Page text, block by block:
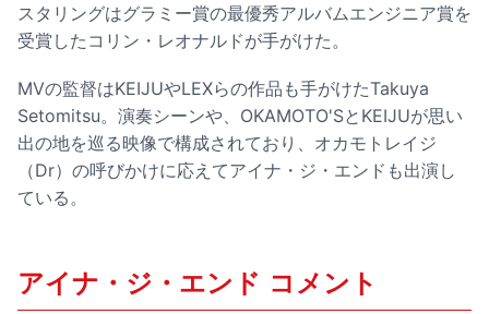
スタリングはグラミー賞の最優秀アルバムエンジニア賞を
受賞したコリン・レオナルドが手がけた。
MVの監督はKEIJUやLEXらの作品も手がけたTakuya
Setomitsu。演奏シーンや、OKAMOTO'SとKEIJUが思い
出の地を巡る映像で構成されており、オカモトレイジ
（Dr）の呼びかけに応えてアイナ・ジ・エンドも出演し
ている。
アイナ・ジ・エンド コメント